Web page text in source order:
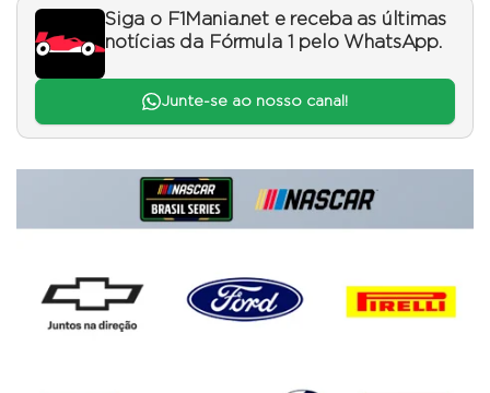
Siga o F1Mania.net e receba as últimas
notícias da Fórmula 1 pelo WhatsApp.
Junte-se ao nosso canal!